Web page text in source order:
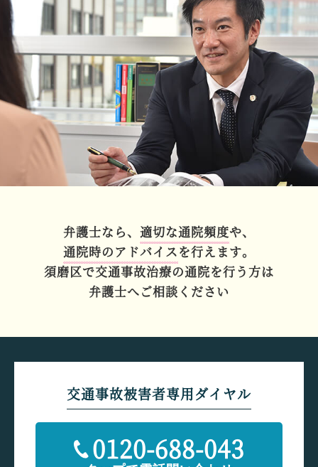
弁護士なら、 適切な通院頻度や、
通院時のアドバイスを行えます。
須磨区で交通事故治療の通院を行う方は
弁護士へご相談ください
交通事故被害者専用ダイヤル
0120-688-043